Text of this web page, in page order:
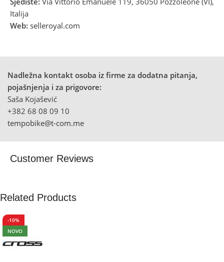
Italija
Web: selleroyal.com
Nadležna kontakt osoba iz firme za dodatna pitanja,
pojašnjenja i za prigovore:
Saša Kojašević
+382 68 08 09 10
tempobike@t-com.me
Customer Reviews
Related Products
-10%
NOVO